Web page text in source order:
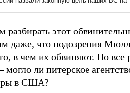
разбирать этот
даже, что подозрения
в чем их обвиняют. Но все
могло ли питерское
в США?